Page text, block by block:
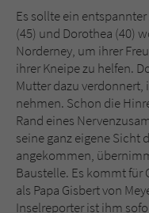
Es sollte ein
(45) und Dorothea (40)
Norderney, um ihrer
ihrer Kneipe zu helfen.
Mutter dazu verdonnert,
nehmen. Schon die
Rand eines
seine ganz eigene Sicht
angekommen,
Baustelle. Es kommt
als Papa Gisbert von
Inselreporter ist ihm
Laufzeit 1 Jahr
Zweck
Name
Anbieter
Laufzeit Session
Dieses